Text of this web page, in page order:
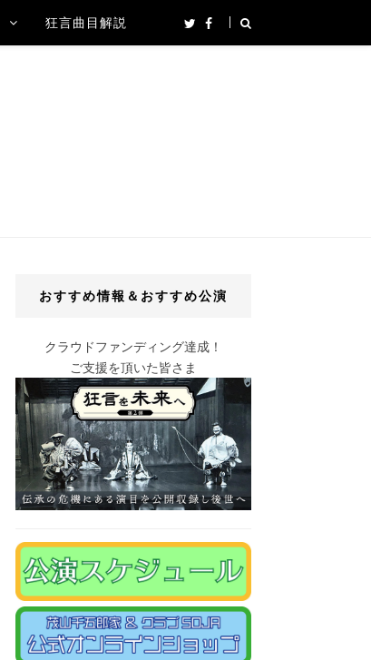
狂言曲目解説
おすすめ情報＆おすすめ公演
クラウドファンディング達成！
ご支援を頂いた皆さま